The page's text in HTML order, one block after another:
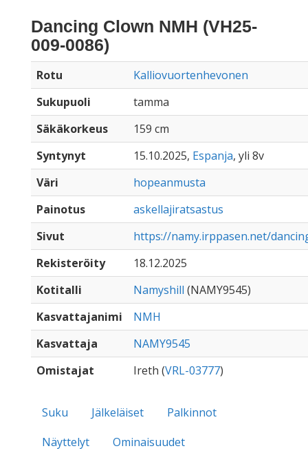
Dancing Clown NMH (VH25-
009-0086)
Rotu
Kalliovuortenhevonen
Sukupuoli
tamma
Säkäkorkeus
159 cm
Syntynyt
15.10.2025, Espanja, yli 8v
Väri
hopeanmusta
Painotus
askellajiratsastus
Sivut
https://namy.irppasen.net/
Rekisteröity
18.12.2025
Kotitalli
Namyshill (NAMY9545)
Kasvattajanimi
NMH
Kasvattaja
NAMY9545
Omistajat
Ireth (VRL-03777)
Suku Jälkeläiset
Palkinnot
Näyttelyt
Ominaisuudet